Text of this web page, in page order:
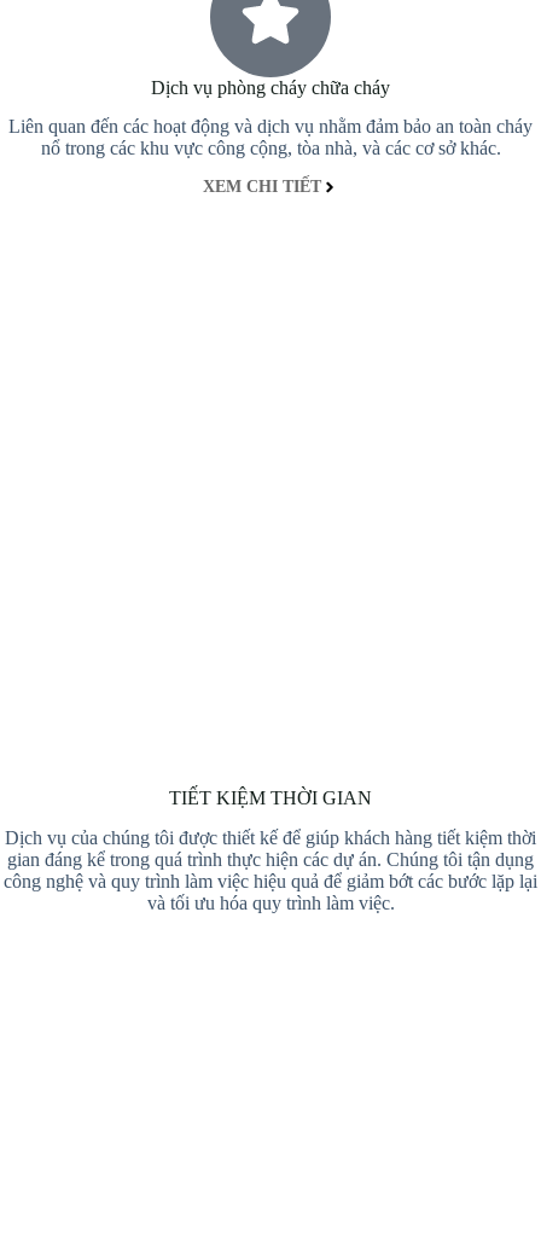
Dịch vụ phòng cháy chữa cháy
Liên quan đến các hoạt động và dịch vụ nhằm đảm bảo an toàn cháy
nổ trong các khu vực công cộng, tòa nhà, và các cơ sở khác.
XEM CHI TIẾT
TIẾT KIỆM THỜI GIAN
Dịch vụ của chúng tôi được thiết kế để giúp khách hàng tiết kiệm thời
gian đáng kể trong quá trình thực hiện các dự án. Chúng tôi tận dụng
công nghệ và quy trình làm việc hiệu quả để giảm bớt các bước lặp lại
và tối ưu hóa quy trình làm việc.